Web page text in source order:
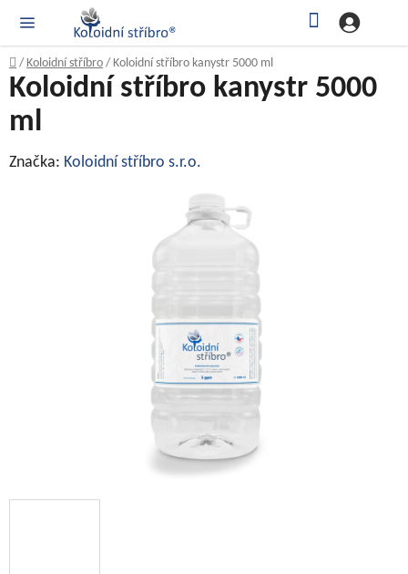
obsah
Domů
/ Koloidní stříbro / Koloidní stříbro kanystr 5000 ml
Koloidní stříbro kanystr 5000
ml
Značka: Koloidní stříbro s.r.o.